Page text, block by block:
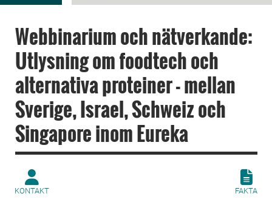
Webbinarium och nätverkande:
Utlysning om foodtech och
alternativa proteiner - mellan
Sverige, Israel, Schweiz och
Singapore inom Eureka
KONTAKT FAKTA